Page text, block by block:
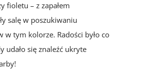
fioletu – z zapałem
salę w poszukiwaniu
w tym kolorze. Radości było co
udało się znaleźć ukryte